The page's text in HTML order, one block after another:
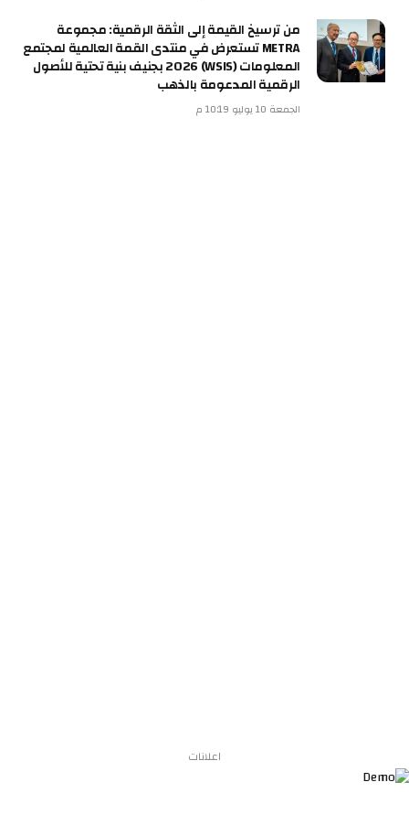
من ترسيخ القيمة إلى الثقة الرقمية: مجموعة
METRA تستعرض في منتدى القمة العالمية لمجتمع
المعلومات (WSIS) 2026 بجنيف بنية تحتية للأصول
الرقمية المدعومة بالذهب
الجمعة 10 يوليو 10:19 م
اعلانات